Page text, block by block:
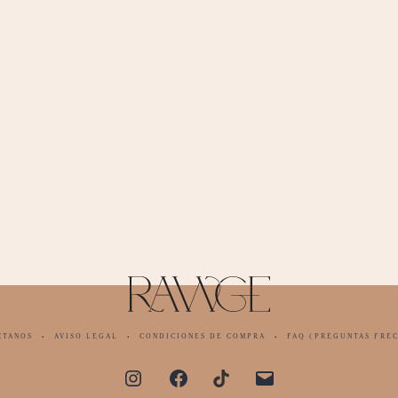
· AVISO LEGAL · CONDICIONES DE COMPRA · FAQ (PREGUNTAS